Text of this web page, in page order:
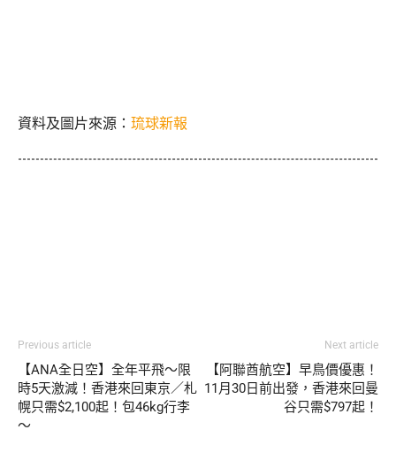
資料及圖片來源： 琉球新報
Previous article
【ANA全日空】全年平飛～限
時5天激減！香港來回東京／札
幌只需$2,100起！包46kg行李
～
Next article
【阿聯酋航空】早鳥價優惠！
11月30日前出發，香港來回曼
谷只需$797起！